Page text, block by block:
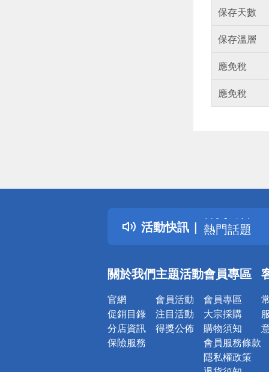
保存天數
保存溫層
應免稅
應免稅
活動快訊
詐騙網頁！
得獎公告
熱門話題
銀行優惠
詐騙網頁！
關於我們
官網
促銷目錄
分店資訊
保險服務
主題活動
會員活動
注目活動
得獎公佈
會員專區
會員專區
大宗採購
購物須知
會員服務條款
隱私權政策